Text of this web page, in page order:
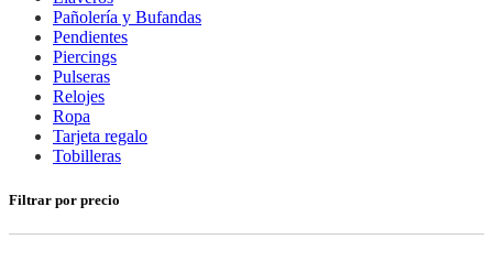
Pañolería y Bufandas
Pendientes
Piercings
Pulseras
Relojes
Ropa
Tarjeta regalo
Tobilleras
Filtrar por precio